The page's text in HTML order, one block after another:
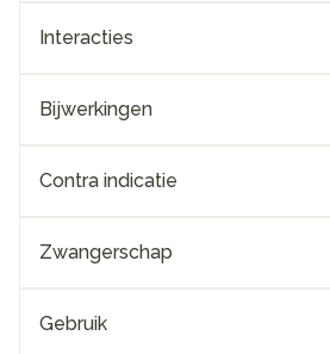
Interacties
Bijwerkingen
Contra indicatie
Zwangerschap
Gebruik